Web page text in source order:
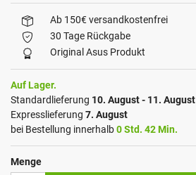
Ab 150€ versandkostenfrei
30 Tage Rückgabe
Original Asus Produkt
Auf Lager.
Standardlieferung 10. August - 11. August
Expresslieferung 7. August
bei Bestellung innerhalb0 Std. 42 Min.
Menge